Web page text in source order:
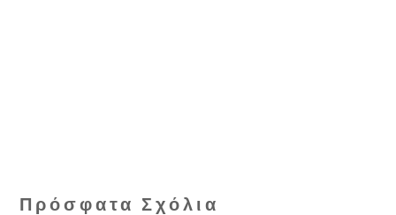
Πρόσφατα Σχόλια